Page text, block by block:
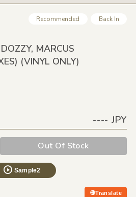
Recommended Back In
MARCUS
(VINYL ONLY)
---- JPY
Out Of Stock
Sample2
Translate